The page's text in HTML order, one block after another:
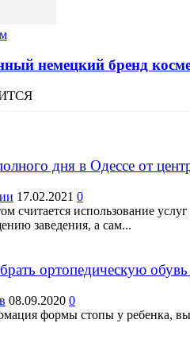
немецкий бренд
дня в Одессе от
17.02.2021 0
считается использование
заведения, а сам...
ортопедическую обувь
08.09.2020 0
формы стопы у ребенка,